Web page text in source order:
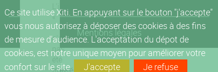
Ce site utilise Xiti. En appuyant sur le bouton "j'accepte"
vous nous autorisez à déposer des cookies à des fins
de mesure d'audience. L'acceptation du dépot de
cookies, est notre unique moyen pour améliorer votre
confort sur le site.
J'accepte Je refuse
Mentions légales